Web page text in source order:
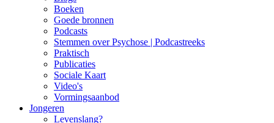
Boeken
Goede bronnen
Podcasts
Stemmen over Psychose | Podcastreeks
Praktisch
Publicaties
Sociale Kaart
Video's
Vormingsaanbod
Jongeren
Levenslang?